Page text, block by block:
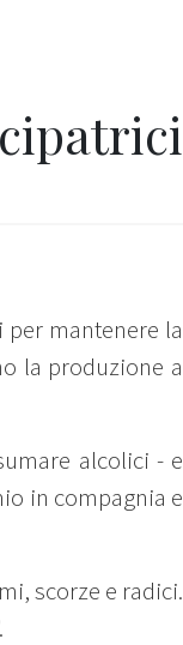
per mantenere la
la produzione a
alcolici - e
in compagnia e
scorze e radici.